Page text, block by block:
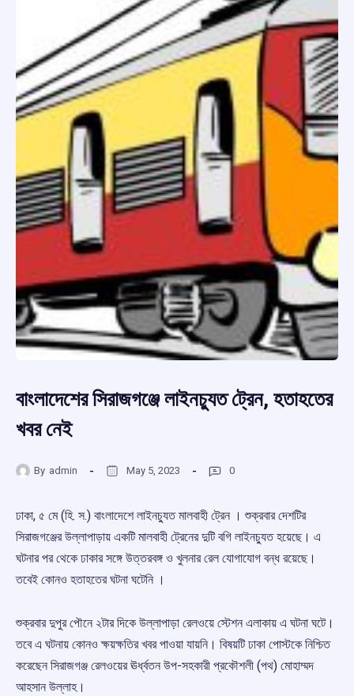
বাংলাদেশের সিরাজগঞ্জে লাইনচ্যুত ট্রেন, হতাহতের
খবর নেই
By admin May 5, 2023 0
ঢাকা, ৫ মে (হি. স.) বাংলাদেশে লাইনচ্যুত মালবাহী ট্রেন । শুক্রবার দেশটির
সিরাজগঞ্জের উল্লাপাড়ায় একটি মালবাহী ট্রেনের দুটি বগি লাইনচ্যুত হয়েছে। এ
ঘটনার পর থেকে ঢাকার সঙ্গে উত্তরবঙ্গ ও খুলনার রেল যোগাযোগ বন্ধ রয়েছে।
তবেই কোনও হতাহতের ঘটনা ঘটেনি ।
শুক্রবার দুপুর পৌনে ২টার দিকে উল্লাপাড়া রেলওয়ে স্টেশন এলাকায় এ ঘটনা ঘটে।
তবে এ ঘটনায় কোনও ক্ষয়ক্ষতির খবর পাওয়া যায়নি। বিষয়টি ঢাকা পোস্টকে নিশ্চিত
করেছেন সিরাজগঞ্জ রেলওয়ের ঊর্ধ্বতন উপ-সহকারী প্রকৌশলী (পথ) মোহাম্মদ
আহসান উল্লাহ।